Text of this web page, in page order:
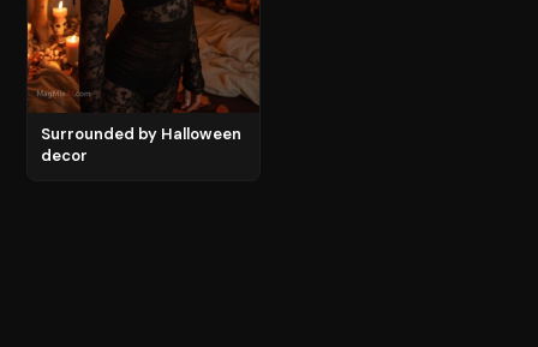
Surrounded by Halloween
decor